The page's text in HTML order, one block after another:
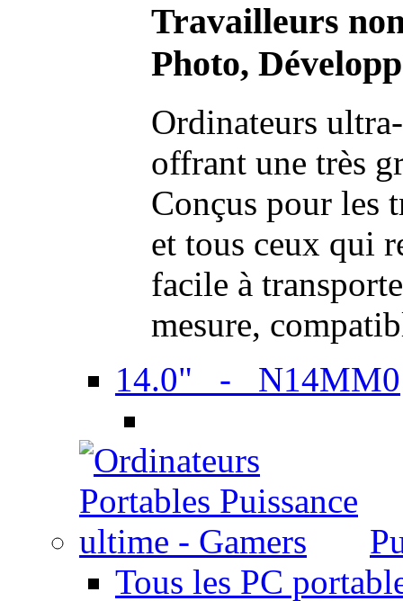
Travailleurs
Photo,
Ordinateurs
offrant une très
Conçus pour les
et tous ceux qui
facile à
mesure,
14.0" - N14MM0
Tous les PC